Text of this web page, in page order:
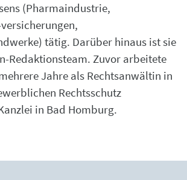
(Pharmaindustrie,
tätig. Darüber hinaus ist sie
Redaktionsteam. Zuvor arbeitete
Jahre als Rechtsanwältin in
Rechtsschutz
in Bad Homburg.